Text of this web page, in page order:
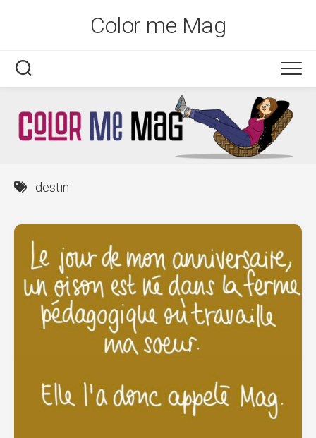
Color me Mag
destin